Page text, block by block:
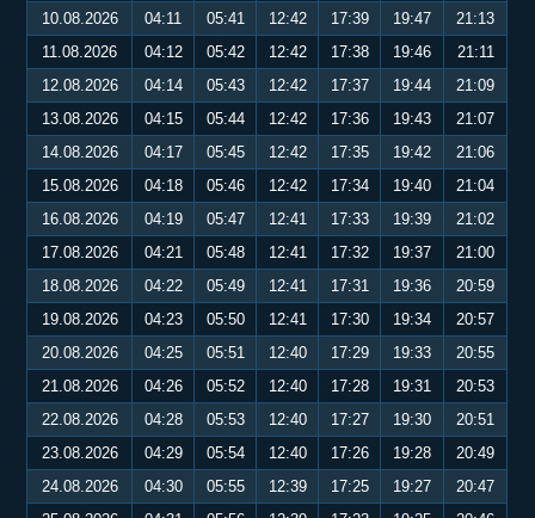
10.08.2026
04:11 05:41 12:42 17:39 19:47
21:13
11.08.2026
04:12 05:42 12:42 17:38 19:46
21:11
12.08.2026
04:14 05:43 12:42 17:37 19:44
21:09
13.08.2026
04:15 05:44 12:42 17:36 19:43
21:07
14.08.2026
04:17 05:45 12:42 17:35 19:42
21:06
15.08.2026
04:18 05:46 12:42 17:34 19:40
21:04
16.08.2026
04:19 05:47 12:41 17:33 19:39
21:02
17.08.2026
04:21 05:48 12:41 17:32 19:37
21:00
18.08.2026
04:22 05:49 12:41 17:31 19:36
20:59
19.08.2026
04:23 05:50 12:41 17:30 19:34
20:57
20.08.2026
04:25 05:51 12:40 17:29 19:33
20:55
21.08.2026
04:26 05:52 12:40 17:28 19:31
20:53
22.08.2026
04:28 05:53 12:40 17:27 19:30
20:51
23.08.2026
04:29 05:54 12:40 17:26 19:28
20:49
24.08.2026
04:30 05:55 12:39 17:25 19:27
20:47